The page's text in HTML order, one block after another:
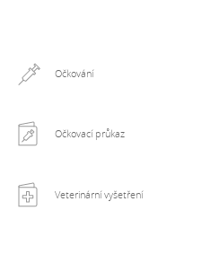
Očkování
Očkovací průkaz
Veterinární vyšetření